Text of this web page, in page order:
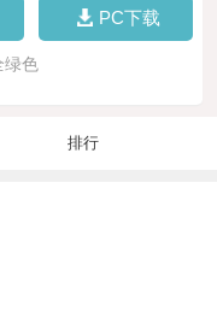
PC下载
绿色
排行